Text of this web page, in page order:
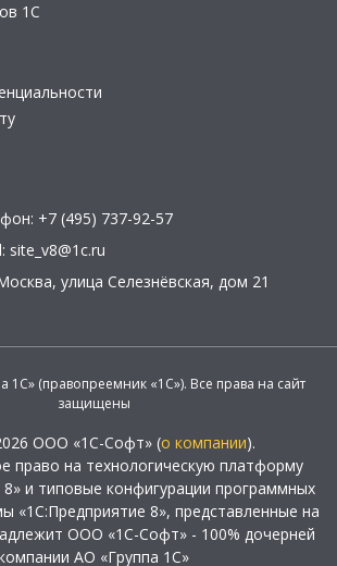
1С
+7 (495) 737-92-57
site_v8@1c.ru
, улица Селезнёвская, дом 21
1С» (правопреемник «1С»). Все права на сайт
защищены
ООО «1С-Софт» (о компании).
право на технологическую платформу
и типовые конфигурации программных
«1С:Предприятие 8», представленные на
ООО «1С-Софт» - 100% дочерней
АО «Группа 1С»